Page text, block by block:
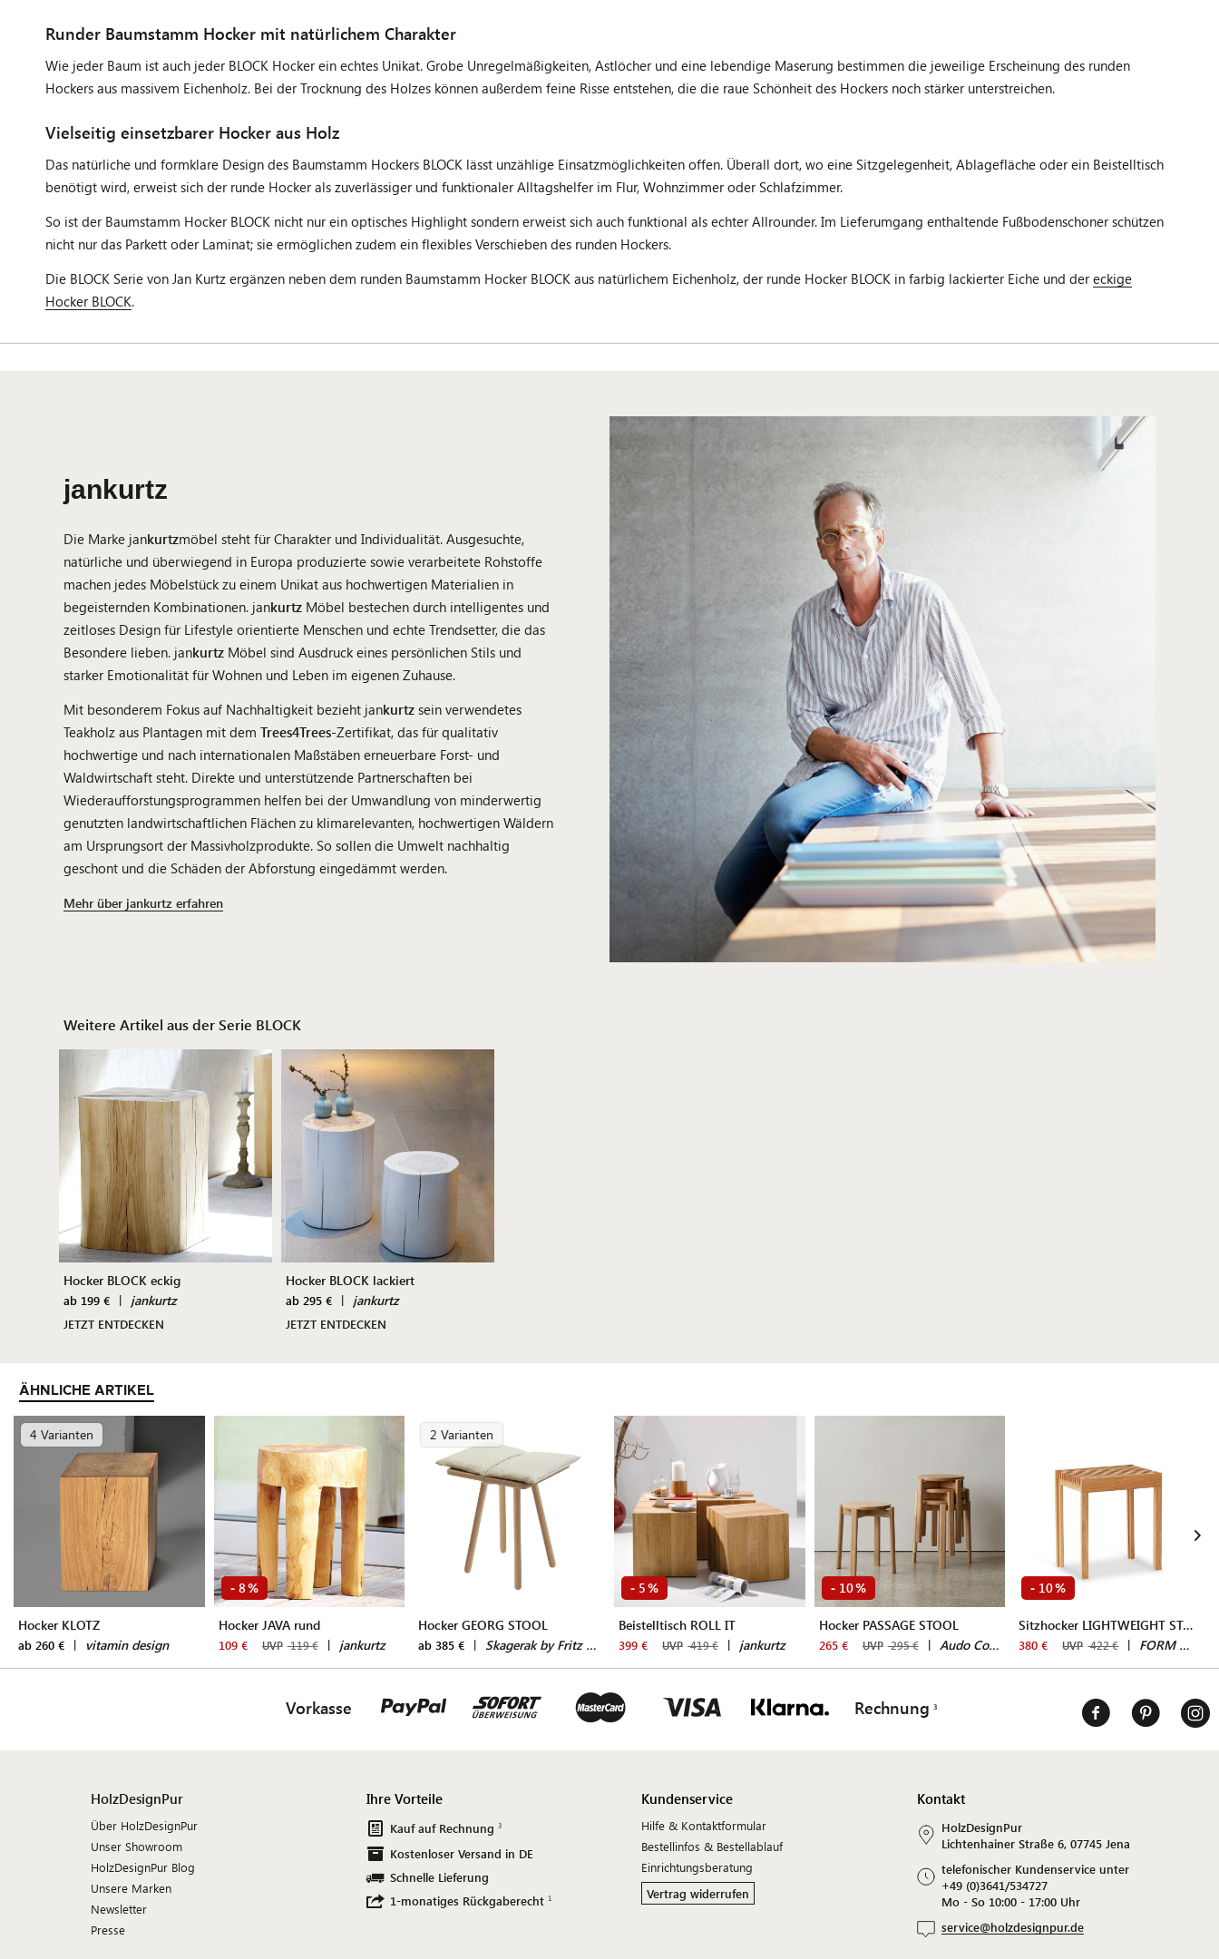
Runder Baumstamm Hocker mit natürlichem Charakter
Wie jeder Baum ist auch jeder BLOCK Hocker ein echtes Unikat. Grobe Unregelmäßigkeiten, Astlöcher und eine lebendige Maserung bestimmen die jeweilige Erscheinung des runden
Hockers aus massivem Eichenholz. Bei der Trocknung des Holzes können außerdem feine Risse entstehen, die die raue Schönheit des Hockers noch stärker unterstreichen.
Vielseitig einsetzbarer Hocker aus Holz
Das natürliche und formklare Design des Baumstamm Hockers BLOCK lässt unzählige Einsatzmöglichkeiten offen. Überall dort, wo eine Sitzgelegenheit, Ablagefläche oder ein Beistelltisch
benötigt wird, erweist sich der runde Hocker als zuverlässiger und funktionaler Alltagshelfer im Flur, Wohnzimmer oder Schlafzimmer.
So ist der Baumstamm Hocker BLOCK nicht nur ein optisches Highlight sondern erweist sich auch funktional als echter Allrounder. Im Lieferumgang enthaltende Fußbodenschoner schützen
nicht nur das Parkett oder Laminat; sie ermöglichen zudem ein flexibles Verschieben des runden Hockers.
Die BLOCK Serie von Jan Kurtz ergänzen neben dem runden Baumstamm Hocker BLOCK aus natürlichem Eichenholz, der runde Hocker BLOCK in farbig lackierter Eiche und dereckige
Hocker BLOCK.
jankurtz
Die Marke jankurtzmöbel steht für Charakter und Individualität. Ausgesuchte,
natürliche und überwiegend in Europa produzierte sowie verarbeitete Rohstoffe
machen jedes Möbelstück zu einem Unikat aus hochwertigen Materialien in
begeisternden Kombinationen. jankurtz Möbel bestechen durch intelligentes und
zeitloses Design für Lifestyle orientierte Menschen und echte Trendsetter, die das
Besondere lieben. jankurtz Möbel sind Ausdruck eines persönlichen Stils und
starker Emotionalität für Wohnen und Leben im eigenen Zuhause.
Mit besonderem Fokus auf Nachhaltigkeit bezieht jankurtz sein verwendetes
Teakholz aus Plantagen mit dem Trees4Trees-Zertifikat, das für qualitativ
hochwertige und nach internationalen Maßstäben erneuerbare Forst- und
Waldwirtschaft steht. Direkte und unterstützende Partnerschaften bei
Wiederaufforstungsprogrammen helfen bei der Umwandlung von minderwertig
genutzten landwirtschaftlichen Flächen zu klimarelevanten, hochwertigen Wäldern
am Ursprungsort der Massivholzprodukte. So sollen die Umwelt nachhaltig
geschont und die Schäden der Abforstung eingedämmt werden.
Mehr über jankurtz erfahren
Weitere Artikel aus der Serie BLOCK
Hocker BLOCK eckig
ab 199 € | jankurtz
JETZT ENTDECKEN
Hocker BLOCK lackiert
ab 295 € | jankurtz
JETZT ENTDECKEN
ÄHNLICHE ARTIKEL
4 Varianten
Hocker KLOTZ
ab 260 € | vitamin design
- 8%
Hocker JAVA rund
109 € UVP 119 € | jankurtz
2 Varianten
Hocker GEORG STOOL
ab 385 € | Skagerak by Fritz Hansen
- 5 %
Beistelltisch ROLL IT
399 € UVP 419 € | jankurtz
- 10%
Hocker PASSAGE STOOL
265 € UVP 295 € | Audo Copenhagen
- 10%
Sitzhocker LIGHTWEIGHT STOOL
380 € UVP 422 € | FORM & REFINE
Vorkasse Rechnung
HolzDesignPur
Über HolzDesignPur
Unser Showroom
HolzDesignPur Blog
Unsere Marken
Newsletter
Presse
Ihre Vorteile
Kauf auf Rechnung
Kostenloser Versand in DE
Schnelle Lieferung
1-monatiges Rückgaberecht
Kundenservice
Hilfe & Kontaktformular
Bestellinfos & Bestellablauf
Einrichtungsberatung
Vertrag widerrufen
Kontakt
HolzDesignPur
Lichtenhainer Straße 6, 07745 Jena
telefonischer Kundenservice unter
+49 (0)3641/534727
Mo - So 10:00 - 17:00 Uhr
service@holzdesignpur.de